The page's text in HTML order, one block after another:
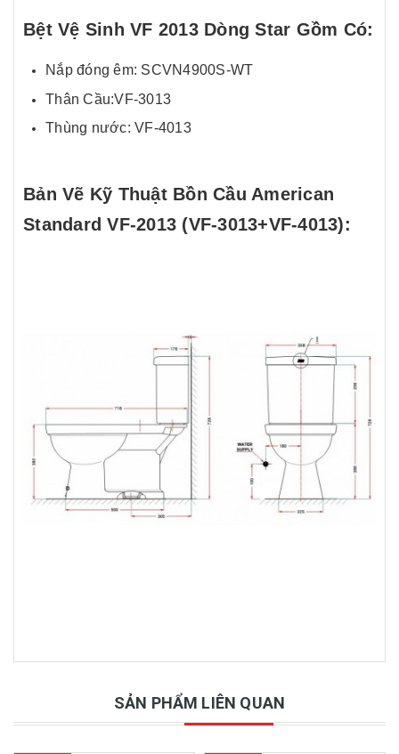
Bệt Vệ Sinh VF 2013 Dòng Star Gồm Có:
Nắp đóng êm: SCVN4900S-WT
Thân Cầu:VF-3013
Thùng nước: VF-4013
Bản Vẽ Kỹ Thuật Bồn Cầu American
Standard VF-2013 (VF-3013+VF-4013):
SẢN PHẨM LIÊN QUAN